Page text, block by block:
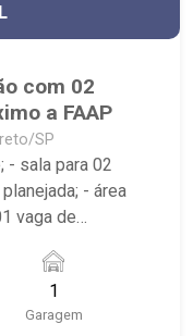
com 02
a FAAP
SP
- sala para 02
- área
vaga de
Tonin
1
Garagem